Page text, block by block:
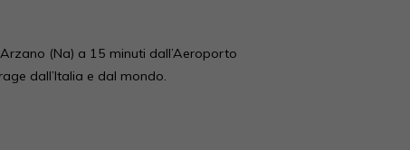
(Na) a 15 minuti dall’Aeroporto
dall’Italia e dal mondo.